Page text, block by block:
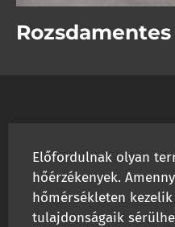
Előfordulnak olyan
hőérzékenyek.
hőmérsékleten
tulajdonságaik